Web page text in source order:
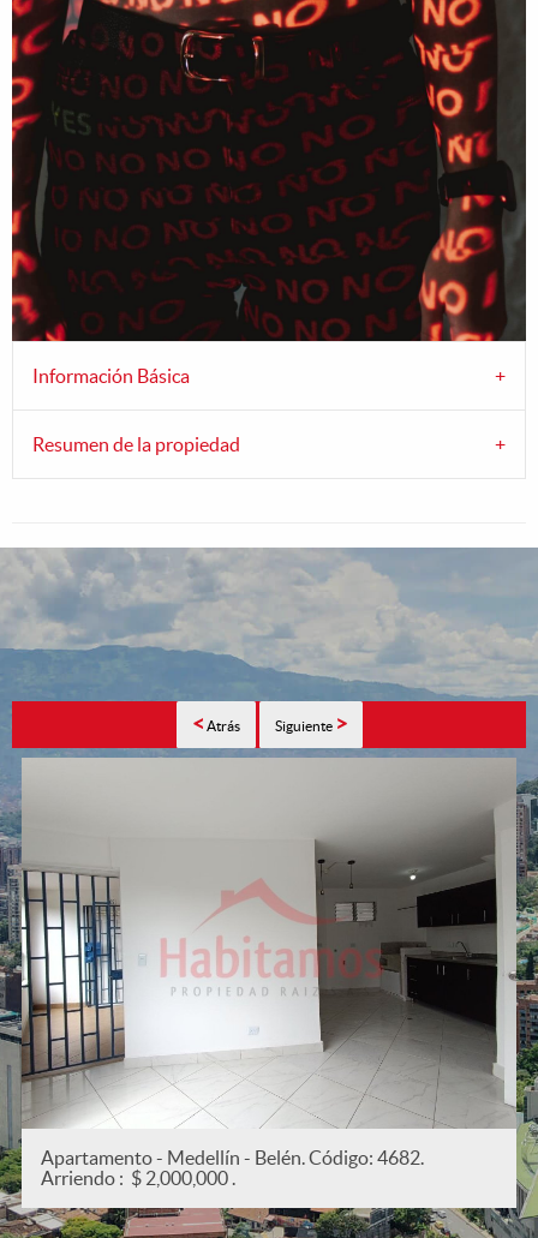
Información Básica
Resumen de la propiedad
< Atrás Siguiente >
Apartamento - Medellín - San Joaquín. Código:
Arriendo : $ 2,200,000 .